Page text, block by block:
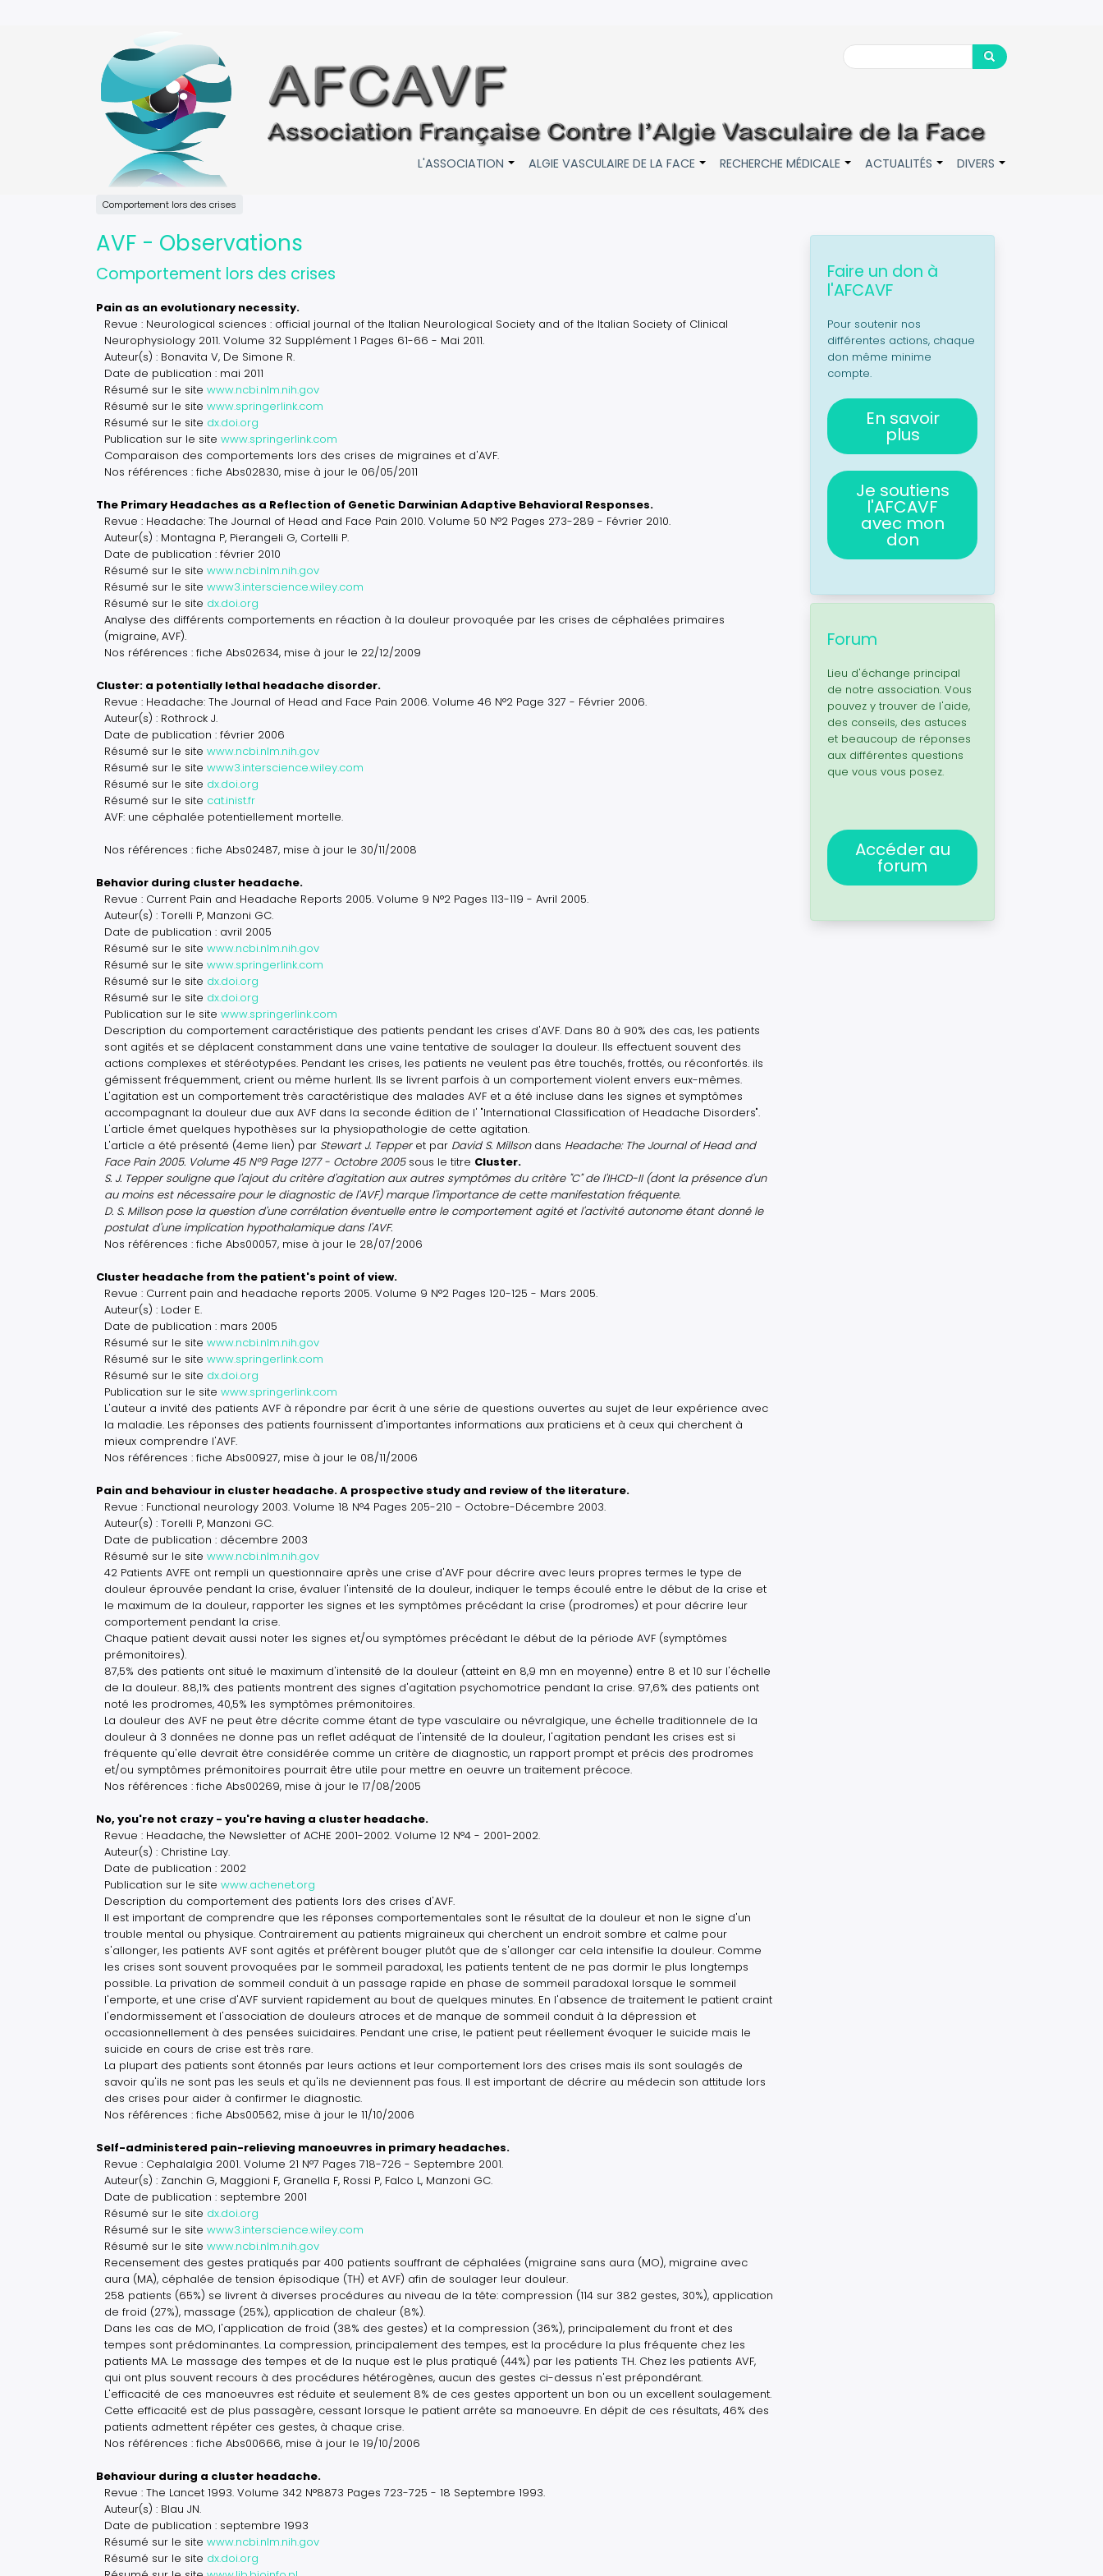
Search
Search
L'ASSOCIATION ALGIE VASCULAIRE DE LA FACE RECHERCHE MÉDICALE ACTUALITÉS DIVERS
Comportement lors des crises
AVF - Observations
Comportement lors des crises
Pain as an evolutionary necessity.
Revue : Neurological sciences : official journal of the Italian Neurological Society and of the Italian Society of Clinical
Neurophysiology 2011. Volume 32 Supplément 1 Pages 61-66 - Mai 2011.
Auteur(s) : Bonavita V, De Simone R.
Date de publication : mai 2011
Résumé sur le site www.ncbi.nlm.nih.gov
Résumé sur le site www.springerlink.com
Résumé sur le site dx.doi.org
Publication sur le site www.springerlink.com
Comparaison des comportements lors des crises de migraines et d'AVF.
Nos références : fiche Abs02830, mise à jour le 06/05/2011
The Primary Headaches as a Reflection of Genetic Darwinian Adaptive Behavioral Responses.
Revue : Headache: The Journal of Head and Face Pain 2010. Volume 50 N°2 Pages 273-289 - Février 2010.
Auteur(s) : Montagna P, Pierangeli G, Cortelli P.
Date de publication : février 2010
Résumé sur le site www.ncbi.nlm.nih.gov
Résumé sur le site www3.interscience.wiley.com
Résumé sur le site dx.doi.org
Analyse des différents comportements en réaction à la douleur provoquée par les crises de céphalées primaires
(migraine, AVF).
Nos références : fiche Abs02634, mise à jour le 22/12/2009
Cluster: a potentially lethal headache disorder.
Revue : Headache: The Journal of Head and Face Pain 2006. Volume 46 N°2 Page 327 - Février 2006.
Auteur(s) : Rothrock J.
Date de publication : février 2006
Résumé sur le site www.ncbi.nlm.nih.gov
Résumé sur le site www3.interscience.wiley.com
Résumé sur le site dx.doi.org
Résumé sur le site cat.inist.fr
AVF: une céphalée potentiellement mortelle.
Nos références : fiche Abs02487, mise à jour le 30/11/2008
Behavior during cluster headache.
Revue : Current Pain and Headache Reports 2005. Volume 9 N°2 Pages 113-119 - Avril 2005.
Auteur(s) : Torelli P, Manzoni GC.
Date de publication : avril 2005
Résumé sur le site www.ncbi.nlm.nih.gov
Résumé sur le site www.springerlink.com
Résumé sur le site dx.doi.org
Résumé sur le site dx.doi.org
Publication sur le site www.springerlink.com
Description du comportement caractéristique des patients pendant les crises d'AVF. Dans 80 à 90% des cas, les patients
sont agités et se déplacent constamment dans une vaine tentative de soulager la douleur. Ils effectuent souvent des
actions complexes et stéréotypées. Pendant les crises, les patients ne veulent pas être touchés, frottés, ou réconfortés. ils
gémissent fréquemment, crient ou même hurlent. Ils se livrent parfois à un comportement violent envers eux-mêmes.
L'agitation est un comportement très caractéristique des malades AVF et a été incluse dans les signes et symptômes
accompagnant la douleur due aux AVF dans la seconde édition de l' "International Classification of Headache Disorders".
L'article émet quelques hypothèses sur la physiopathologie de cette agitation.
L'article a été présenté (4eme lien) par Stewart J. Tepperet par David S. Millsondans Headache: The Journal of Head and
Face Pain 2005. Volume 45 N°9 Page 1277 - Octobre 2005sous le titre Cluster.
S. J. Tepper souligne que l'ajout du critère d'agitation aux autres symptômes du critère "C" de l'IHCD-II (dont la présence d'un
au moins est nécessaire pour le diagnostic de l'AVF) marque l'importance de cette manifestation fréquente.
D. S. Millson pose la question d'une corrélation éventuelle entre le comportement agité et l'activité autonome étant donné le
postulat d'une implication hypothalamique dans l'AVF.
Nos références : fiche Abs00057, mise à jour le 28/07/2006
Cluster headache from the patient's point of view.
Revue : Current pain and headache reports 2005. Volume 9 N°2 Pages 120-125 - Mars 2005.
Auteur(s) : Loder E.
Date de publication : mars 2005
Résumé sur le site www.ncbi.nlm.nih.gov
Résumé sur le site www.springerlink.com
Résumé sur le site dx.doi.org
Publication sur le site www.springerlink.com
L'auteur a invité des patients AVF à répondre par écrit à une série de questions ouvertes au sujet de leur expérience avec
la maladie. Les réponses des patients fournissent d'importantes informations aux praticiens et à ceux qui cherchent à
mieux comprendre l'AVF.
Nos références : fiche Abs00927, mise à jour le 08/11/2006
Pain and behaviour in cluster headache. A prospective study and review of the literature.
Revue : Functional neurology 2003. Volume 18 N°4 Pages 205-210 - Octobre-Décembre 2003.
Auteur(s) : Torelli P, Manzoni GC.
Date de publication : décembre 2003
Résumé sur le site www.ncbi.nlm.nih.gov
42 Patients AVFE ont rempli un questionnaire après une crise d'AVF pour décrire avec leurs propres termes le type de
douleur éprouvée pendant la crise, évaluer l'intensité de la douleur, indiquer le temps écoulé entre le début de la crise et
le maximum de la douleur, rapporter les signes et les symptômes précédant la crise (prodromes) et pour décrire leur
comportement pendant la crise.
Chaque patient devait aussi noter les signes et/ou symptômes précédant le début de la période AVF (symptômes
prémonitoires).
87,5% des patients ont situé le maximum d'intensité de la douleur (atteint en 8,9 mn en moyenne) entre 8 et 10 sur l'échelle
de la douleur. 88,1% des patients montrent des signes d'agitation psychomotrice pendant la crise. 97,6% des patients ont
noté les prodromes, 40,5% les symptômes prémonitoires.
La douleur des AVF ne peut être décrite comme étant de type vasculaire ou névralgique, une échelle traditionnele de la
douleur à 3 données ne donne pas un reflet adéquat de l'intensité de la douleur, l'agitation pendant les crises est si
fréquente qu'elle devrait être considérée comme un critère de diagnostic, un rapport prompt et précis des prodromes
et/ou symptômes prémonitoires pourrait être utile pour mettre en oeuvre un traitement précoce.
Nos références : fiche Abs00269, mise à jour le 17/08/2005
No, you're not crazy - you're having a cluster headache.
Revue : Headache, the Newsletter of ACHE 2001-2002. Volume 12 N°4 - 2001-2002.
Auteur(s) : Christine Lay.
Date de publication : 2002
Publication sur le site www.achenet.org
Description du comportement des patients lors des crises d'AVF.
Il est important de comprendre que les réponses comportementales sont le résultat de la douleur et non le signe d'un
trouble mental ou physique. Contrairement au patients migraineux qui cherchent un endroit sombre et calme pour
s'allonger, les patients AVF sont agités et préfèrent bouger plutôt que de s'allonger car cela intensifie la douleur. Comme
les crises sont souvent provoquées par le sommeil paradoxal, les patients tentent de ne pas dormir le plus longtemps
possible. La privation de sommeil conduit à un passage rapide en phase de sommeil paradoxal lorsque le sommeil
l'emporte, et une crise d'AVF survient rapidement au bout de quelques minutes. En l'absence de traitement le patient craint
l'endormissement et l'association de douleurs atroces et de manque de sommeil conduit à la dépression et
occasionnellement à des pensées suicidaires. Pendant une crise, le patient peut réellement évoquer le suicide mais le
suicide en cours de crise est très rare.
La plupart des patients sont étonnés par leurs actions et leur comportement lors des crises mais ils sont soulagés de
savoir qu'ils ne sont pas les seuls et qu'ils ne deviennent pas fous. Il est important de décrire au médecin son attitude lors
des crises pour aider à confirmer le diagnostic.
Nos références : fiche Abs00562, mise à jour le 11/10/2006
Self-administered pain-relieving manoeuvres in primary headaches.
Revue : Cephalalgia 2001. Volume 21 N°7 Pages 718-726 - Septembre 2001.
Auteur(s) : Zanchin G, Maggioni F, Granella F, Rossi P, Falco L, Manzoni GC.
Date de publication : septembre 2001
Résumé sur le site dx.doi.org
Résumé sur le site www3.interscience.wiley.com
Résumé sur le site www.ncbi.nlm.nih.gov
Recensement des gestes pratiqués par 400 patients souffrant de céphalées (migraine sans aura (MO), migraine avec
aura (MA), céphalée de tension épisodique (TH) et AVF) afin de soulager leur douleur.
258 patients (65%) se livrent à diverses procédures au niveau de la tête: compression (114 sur 382 gestes, 30%), application
de froid (27%), massage (25%), application de chaleur (8%).
Dans les cas de MO, l'application de froid (38% des gestes) et la compression (36%), principalement du front et des
tempes sont prédominantes. La compression, principalement des tempes, est la procédure la plus fréquente chez les
patients MA. Le massage des tempes et de la nuque est le plus pratiqué (44%) par les patients TH. Chez les patients AVF,
qui ont plus souvent recours à des procédures hétérogènes, aucun des gestes ci-dessus n'est prépondérant.
L'efficacité de ces manoeuvres est réduite et seulement 8% de ces gestes apportent un bon ou un excellent soulagement.
Cette efficacité est de plus passagère, cessant lorsque le patient arrête sa manoeuvre. En dépit de ces résultats, 46% des
patients admettent répéter ces gestes, à chaque crise.
Nos références : fiche Abs00666, mise à jour le 19/10/2006
Behaviour during a cluster headache.
Revue : The Lancet 1993. Volume 342 N°8873 Pages 723-725 - 18 Septembre 1993.
Auteur(s) : Blau JN.
Date de publication : septembre 1993
Résumé sur le site www.ncbi.nlm.nih.gov
Résumé sur le site dx.doi.org
Faire un don à
l'AFCAVF
Pour soutenir nos
différentes actions, chaque
don même minime
compte.
En savoir
plus
Je soutiens
l'AFCAVF
avec mon
don
Forum
Lieu d'échange principal
de notre association. Vous
pouvez y trouver de l'aide,
des conseils, des astuces
et beaucoup de réponses
aux différentes questions
que vous vous posez.
Accéder au
forum